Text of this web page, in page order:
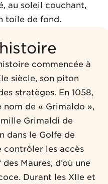
au soleil couchant,
toile de fond.
commencée à
siècle, son piton
stratèges. En 1058,
de « Grimaldo »,
Grimaldi de
dans le Golfe de
contrôler les accès
Maures, d’où une
Durant les XIIe et